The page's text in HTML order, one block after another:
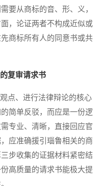
要从商标的音、形、义，
，论证两者不构成近似或
商标所有人的同意书或共
复审请求书
点、进行法律辩论的核心
简单反驳，而应是一份逻
专业、清晰，直接回应官
应准确援引瑙鲁相关的商
步收集的证据材料紧密结
高质量的请求书能极大提